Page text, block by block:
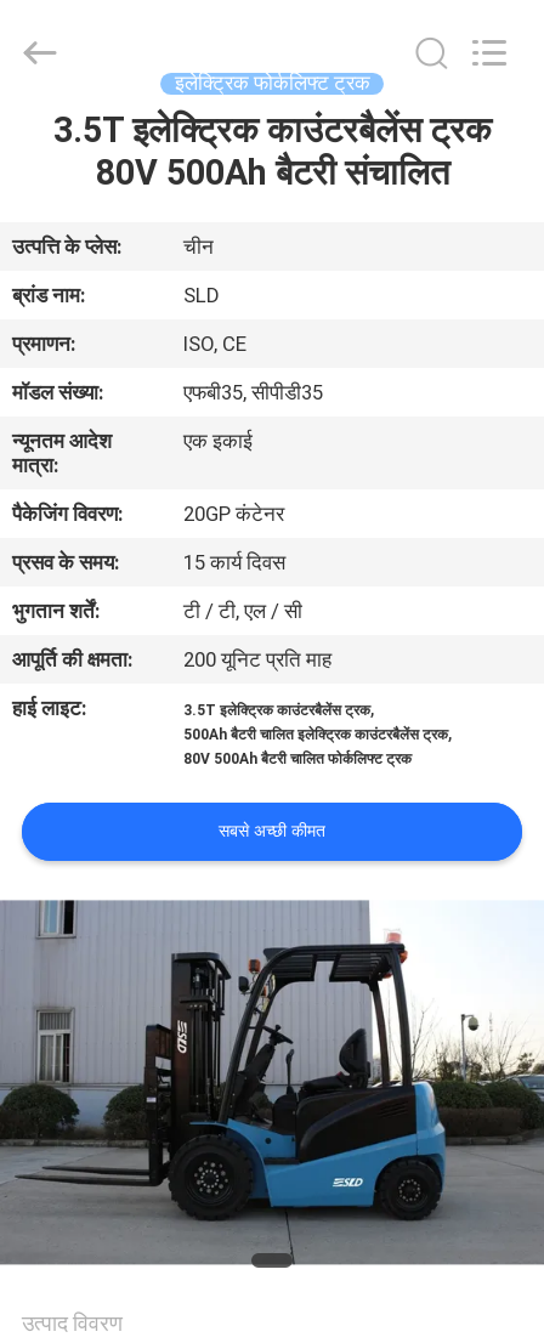
हमारे
बारे
कारखाना
भ्रमण
गुणवत्ता
नियंत्रण
साइटमैप
POLICY
इलेक्ट्रिक फोर्कलिफ्ट ट्रक
3.5T इलेक्ट्रिक काउंटरबैलेंस ट्रक
80V 500Ah बैटरी संचालित
उत्पत्ति के प्लेस:
चीन
ब्रांड नाम:
SLD
प्रमाणन:
ISO, CE
मॉडल संख्या:
एफबी35, सीपीडी35
न्यूनतम आदेश
मात्रा:
एक इकाई
पैकेजिंग विवरण:
20GP कंटेनर
प्रसव के समय:
15 कार्य दिवस
भुगतान शर्तें:
टी / टी, एल / सी
आपूर्ति की क्षमता:
200 यूनिट प्रति माह
हाई लाइट:
3.5T इलेक्ट्रिक काउंटरबैलेंस ट्रक,
500Ah बैटरी चालित इलेक्ट्रिक काउंटरबैलेंस ट्रक,
80V 500Ah बैटरी चालित फोर्कलिफ्ट ट्रक
सबसे अच्छी कीमत
उत्पाद विवरण